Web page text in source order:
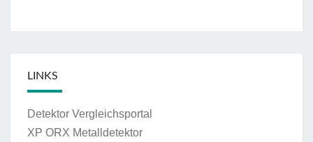
LINKS
Detektor Vergleichsportal
XP ORX Metalldetektor